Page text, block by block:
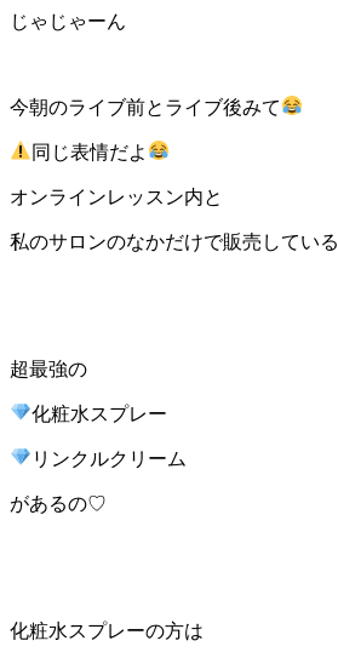
じゃじゃーん
今朝のライブ前とライブ後みて
同じ表情だよ
オンラインレッスン内と
私のサロンのなかだけで販売している
超最強の
化粧水スプレー
リンクルクリーム
があるの♡
化粧水スプレーの方は